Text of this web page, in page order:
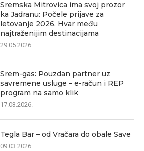
Sremska Mitrovica ima svoj prozor
ka Jadranu: Počele prijave za
letovanje 2026, Hvar među
najtraženijim destinacijama
29.05.2026.
Srem-gas: Pouzdan partner uz
savremene usluge – e-račun i REP
program na samo klik
17.03.2026.
Tegla Bar – od Vračara do obale Save
09.03.2026.